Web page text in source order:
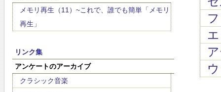
メモリ再生（11）~これで、誰でも簡単「メモリ
再生」
リンク集
アンケートのアーカイブ
クラシック音楽